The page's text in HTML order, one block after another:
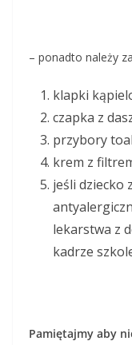
– ponadto należy
klapki
czapka z
przybory
krem z
jeśli dziecko
lekarstwa z
kadrze
Pamiętajmy aby